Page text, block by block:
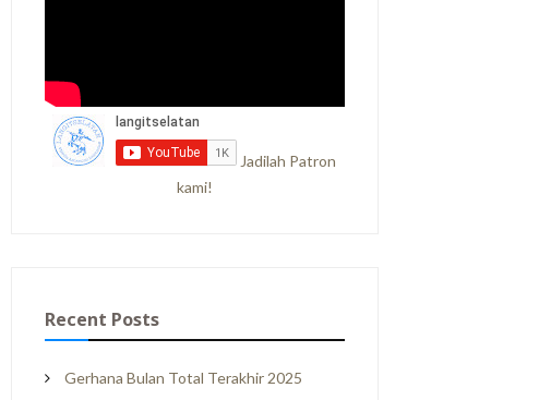
Jadilah Patron
kami!
Recent Posts
Gerhana Bulan Total Terakhir 2025